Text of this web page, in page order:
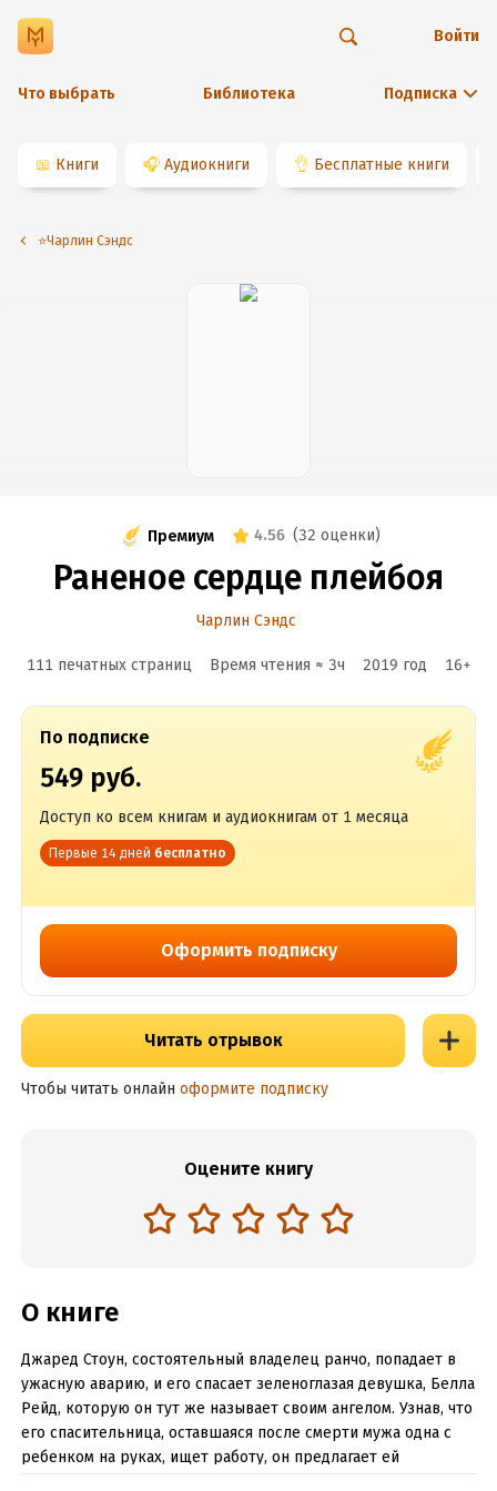
Что выбрать Библиотека Подписка
Войти
📖 Книги 🎧 Аудиокниги 👌 Бесплатные книги
⭐️Чарлин Сэндс
Премиум 4.56 (32 оценки)
Раненое сердце плейбоя
Чарлин Сэндс
111 печатных страниц Время чтения ≈ 3ч 2019 год 16+
По подписке
549 руб.
Доступ ко всем книгам и аудиокнигам от 1 месяца
Первые 14 дней бесплатно
Оформить подписку
Читать отрывок
Чтобы читать онлайн оформите подписку
Оцените книгу
О книге
Джаред Стоун, состоятельный владелец ранчо, попадает в
ужасную аварию, и его спасает зеленоглазая девушка, Белла
Рейд, которую он тут же называет своим ангелом. Узнав, что
его спасительница, оставшаяся после смерти мужа одна с
ребенком на руках, ищет работу, он предлагает ей